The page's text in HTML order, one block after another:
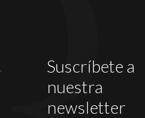
Suscríbete a
nuestra
newsletter